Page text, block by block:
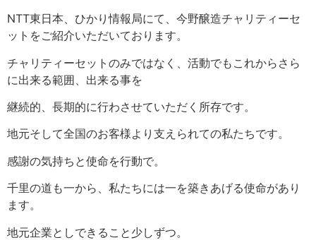
NTT東日本、ひかり情報局にて、今野醸造チャリティーセ
ットをご紹介いただいております。
チャリティーセットのみではなく、活動でもこれからさら
に出来る範囲、出来る事を
継続的、長期的に行わさせていただく所存です。
地元そして全国のお客様より支えられての私たちです。
感謝の気持ちと使命を行動で。
千里の道も一から、私たちには一を築きあげる使命があり
ます。
地元企業としできること少しずつ。